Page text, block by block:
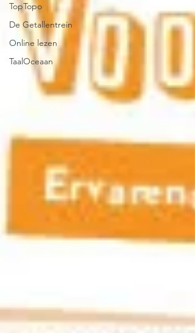
TopTopo
De Getallentrein
Online lezen
TaalOceaan